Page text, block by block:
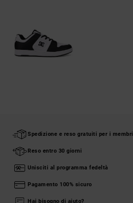
Spedizione e reso gratuiti per i membri
Reso entro 30 giorni
Unisciti al programma fedeltà
Pagamento 100% sicuro
Hai bisogno di aiuto?